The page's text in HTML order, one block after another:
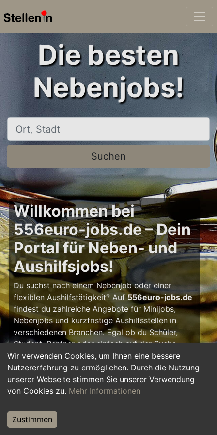
Wir verwenden Cookies, um Ihnen eine bessere
Nutzererfahrung zu ermöglichen. Durch die Nutzung
unserer Webseite stimmen Sie unserer Verwendung
von Cookies zu. Mehr Informationen
Zustimmen
Die besten
Nebenjobs!
Ort, Stadt
Suchen
Willkommen bei
556euro-jobs.de – Dein
Portal für Neben- und
Aushilfsjobs!
Du suchst nach einem Nebenjob oder einer
flexiblen Aushilfstätigkeit? Auf556euro-jobs.de
findest du zahlreiche Angebote für Minijobs,
Nebenjobs und kurzfristige Aushilfsstellen in
verschiedenen Branchen. Egal ob du Schüler,
Student, Rentner oder einfach auf der Suche
nach einem kleinen Zusatzverdienst bist – hier
findest du die passende Tätigkeit, die zu deinem
Zeitplan passt.
Ein Nebenjob oder Aushilfsjob bietet viele